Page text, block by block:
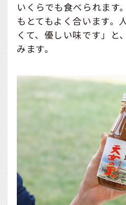
いくらでも食べられます
もとてもよく合います。
くて、優しい味です」と
みます。